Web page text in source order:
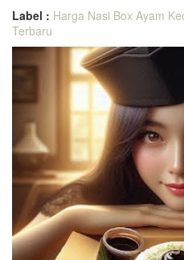
Label : Harga Nasi Box Ayam
Terbaru